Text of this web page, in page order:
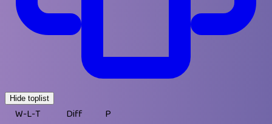
Hide toplist
W-L-T Diff
P